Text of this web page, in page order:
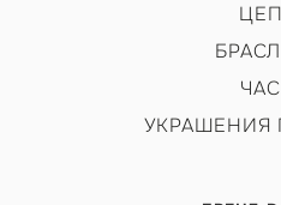
УКРАШЕНИЯ